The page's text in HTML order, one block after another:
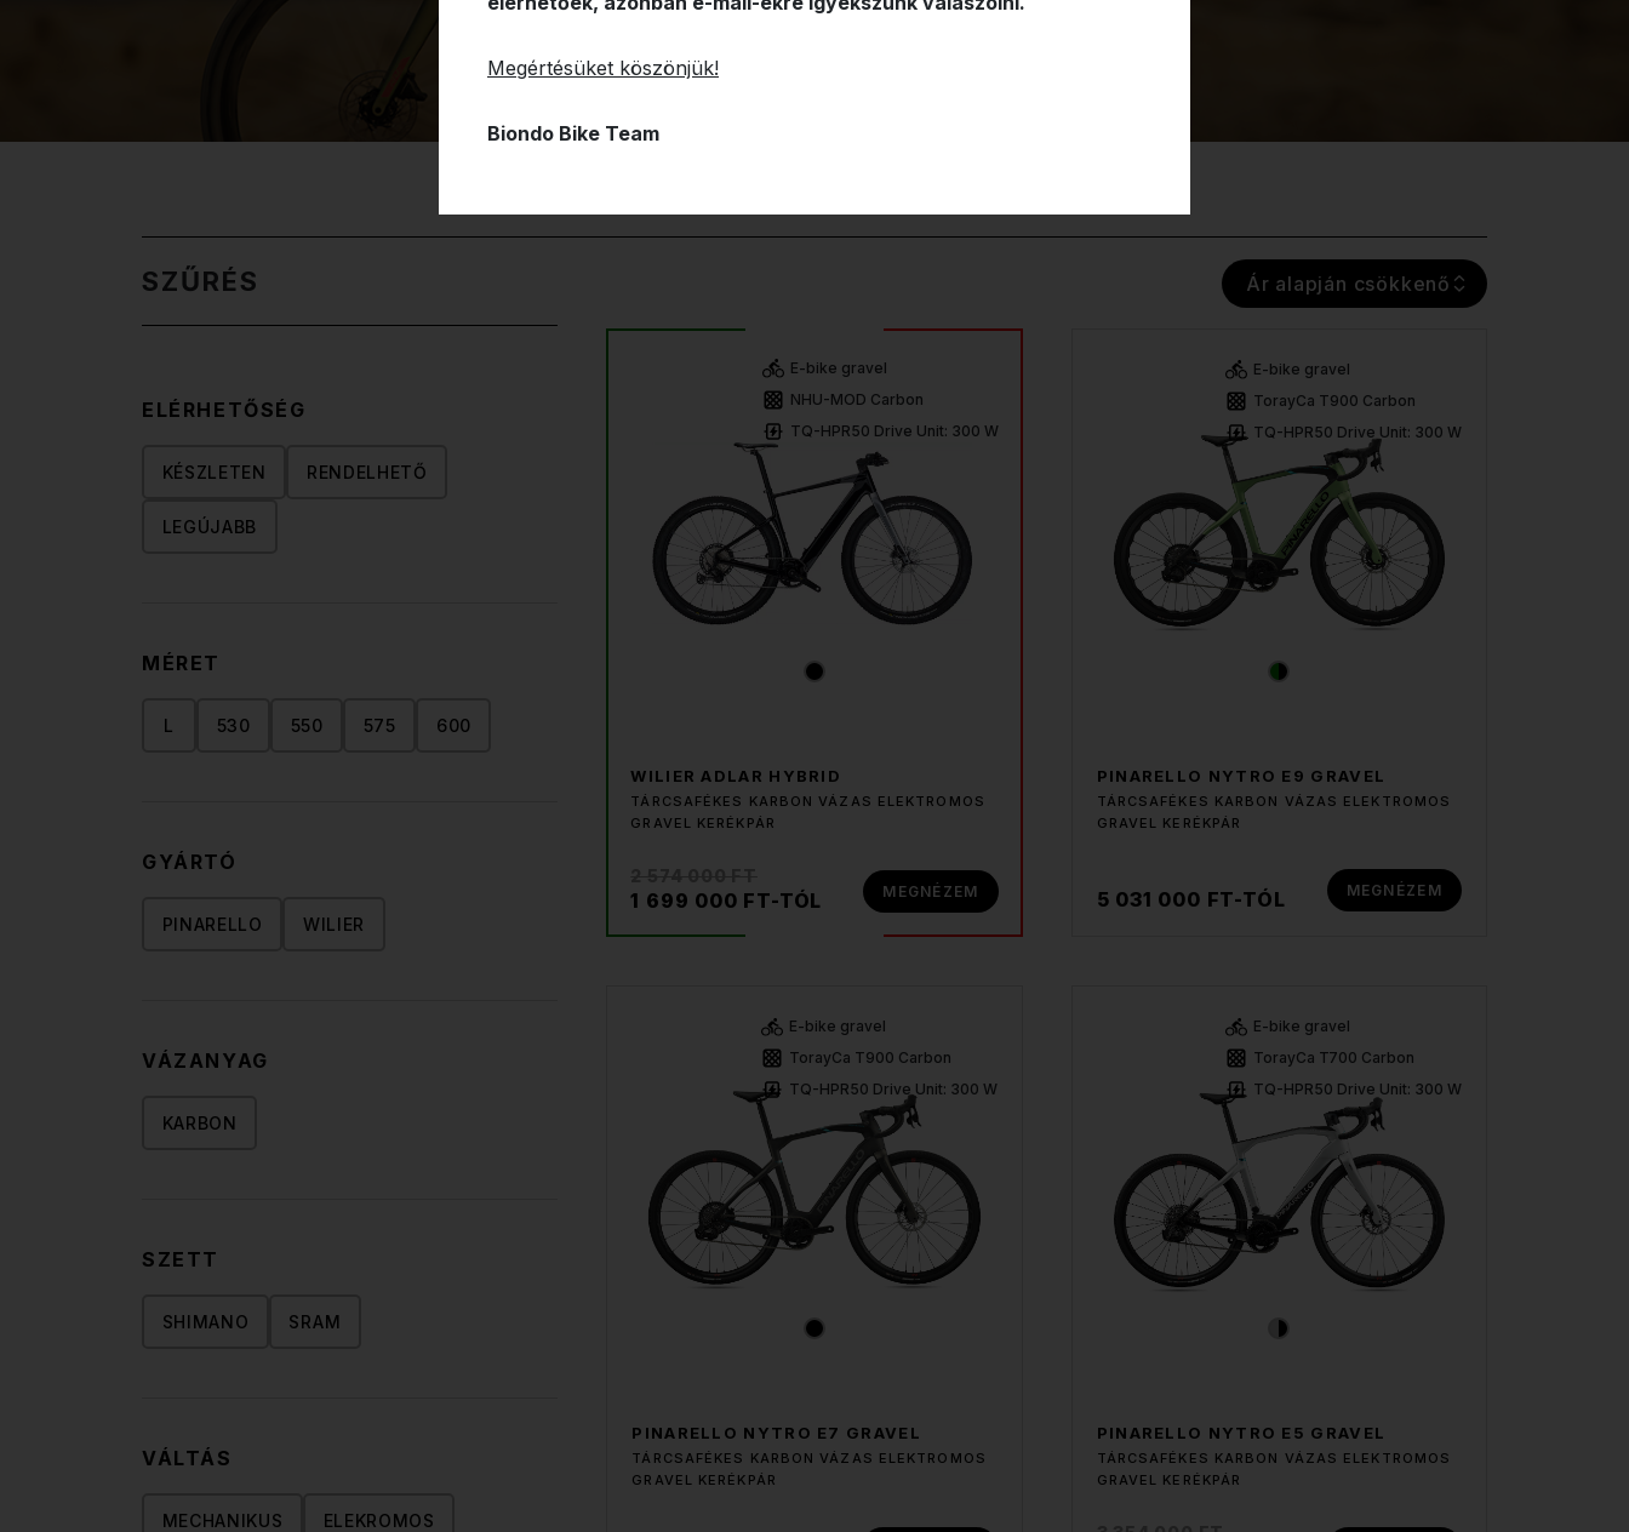
SZŰRÉS
ELÉRHETŐSÉG
KÉSZLETEN RENDELHETŐ
LEGÚJABB
MÉRET
L 530 550 575 600
GYÁRTÓ
PINARELLO WILIER
VÁZANYAG
KARBON
SZETT
SHIMANO SRAM
VÁLTÁS
MECHANIKUS ELEKROMOS
Ár alapján csökkenő
E-bike gravel
NHU-MOD Carbon
TQ-HPR50 Drive Unit: 300 W
WILIER ADLAR HYBRID
TÁRCSAFÉKES KARBON VÁZAS ELEKTROMOS
GRAVEL KERÉKPÁR
1 699 000 FT-TÓL MEGNÉZEM
E-bike gravel
TorayCa T900 Carbon
TQ-HPR50 Drive Unit: 300 W
PINARELLO NYTRO E9 GRAVEL
TÁRCSAFÉKES KARBON VÁZAS ELEKTROMOS
GRAVEL KERÉKPÁR
5 031 000 FT-TÓL MEGNÉZEM
E-bike gravel
TorayCa T900 Carbon
TQ-HPR50 Drive Unit: 300 W
PINARELLO NYTRO E7 GRAVEL
TÁRCSAFÉKES KARBON VÁZAS ELEKTROMOS
GRAVEL KERÉKPÁR
E-bike gravel
TorayCa T700 Carbon
TQ-HPR50 Drive Unit: 300 W
PINARELLO NYTRO E5 GRAVEL
TÁRCSAFÉKES KARBON VÁZAS ELEKTROMOS
GRAVEL KERÉKPÁR
Megértésüket köszönjük!
Biondo Bike Team